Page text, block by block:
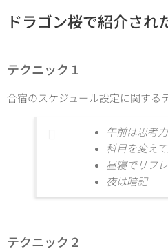
ドラゴン桜で紹介され
テクニック１
合宿のスケジュール設定に関する
午前は思考
科目を変え
昼寝でリフ
夜は暗記
テクニック２